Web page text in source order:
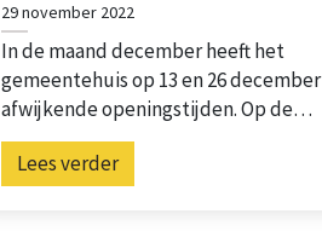
29 november 2022
In de maand december heeft het
gemeentehuis op 13 en 26 december
afwijkende openingstijden. Op de…
Lees verder